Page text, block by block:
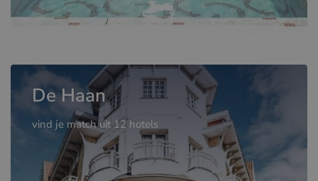
De Haan
vind je match uit 12 hotels